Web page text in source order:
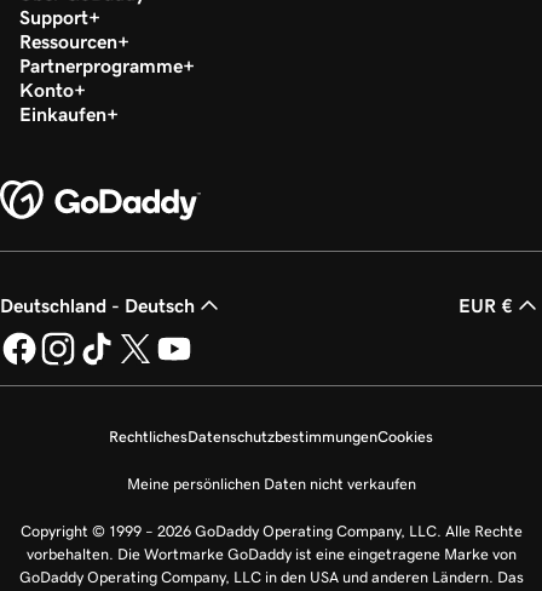
Support
Ressourcen
Partnerprogramme
Konto
Einkaufen
Deutschland - Deutsch EUR €
RechtlichesDatenschutzbestimmungenCookies
Meine persönlichen Daten nicht verkaufen
Copyright © 1999 – 2026 GoDaddy Operating Company, LLC. Alle Rechte
vorbehalten. Die Wortmarke GoDaddy ist eine eingetragene Marke von
GoDaddy Operating Company, LLC in den USA und anderen Ländern. Das